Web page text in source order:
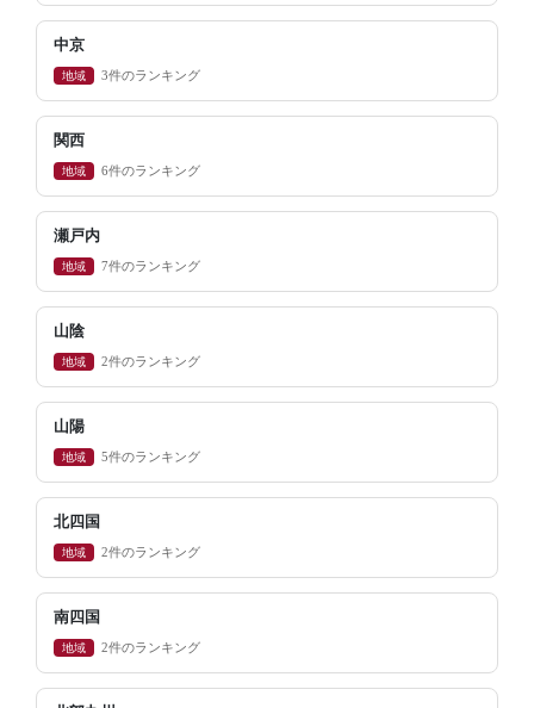
中京
地域 3件のランキング
関西
地域 6件のランキング
瀬戸内
地域 7件のランキング
山陰
地域 2件のランキング
山陽
地域 5件のランキング
北四国
地域 2件のランキング
南四国
地域 2件のランキング